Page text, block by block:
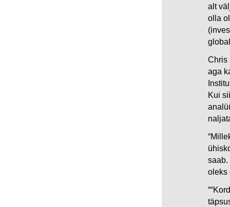
alt
olla
Chris
aga
Kui
saab.
oleks